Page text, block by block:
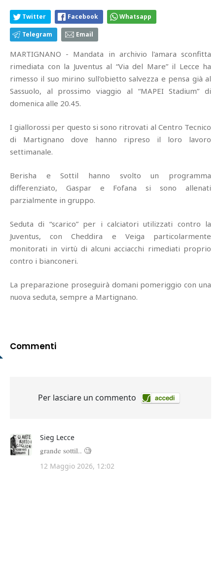
Twitter Facebook Whatsapp
Telegram Email
MARTIGNANO - Mandata in archivio l'amara sconfitta
rimediata con la Juventus al “Via del Mare” il Lecce ha
rimesso il suo mirino sull'obietto salvezza e pensa già al
Sassuolo, al prossimo viaggio al “MAPEI Stadium” di
domenica alle 20.45.
I giallorossi per questo si sono ritrovati al Centro Tecnico
di Martignano dove hanno ripreso il loro lavoro
settimanale.
Berisha e Sottil hanno svolto un programma
differenziato, Gaspar e Fofana si sono allenati
parzialmente in gruppo.
Seduta di “scarico” per i calciatori utilizzati contro la
Juventus, con Cheddira e Veiga particolarmente
monitorati in virtù di alcuni acciacchi rimediati proprio
contro i bianconeri.
La preparazione proseguirà domani pomeriggio con una
nuova seduta, sempre a Martignano.
Commenti